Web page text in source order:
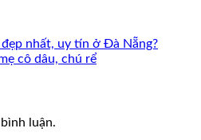
nhất, uy tín ở Đà Nẵng?
cô dâu, chú rể
luận.